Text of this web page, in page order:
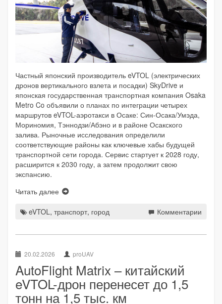
Частный японский производитель eVTOL (электрических
дронов вертикального взлета и посадки) SkyDrive и
японская государственная транспортная компания Osaka
Metro Co объявили о планах по интеграции четырех
маршрутов eVTOL-аэротакси в Осаке: Син-Осака/Умэда,
Мориномия, Тэннодзи/Абэно и в районе Осакского
залива. Рыночные исследования определили
соответствующие районы как ключевые хабы будущей
транспортной сети города. Сервис стартует к 2028 году,
расширится к 2030 году, а затем продолжит свою
экспансию.
Читать далее
eVTOL, транспорт, город Комментарии
20.02.2026 proUAV
AutoFlight Matrix – китайский
eVTOL-дрон перенесет до 1,5
тонн на 1,5 тыс. км